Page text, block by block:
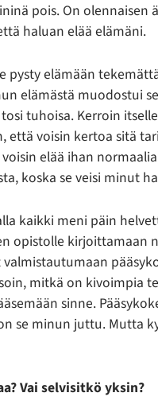
pois. On olennaisen
haluan elää elämäni.
pysty elämään
elämästä muodostui
tuhoisa. Kerroin
voisin kertoa sitä
elää ihan
koska se veisi minut
kaikki meni päin
opistolle kirjoittamaan
mitkä on kivoimpia
sinne.
se minun juttu. Mutta
Vai selvisitkö yksin?